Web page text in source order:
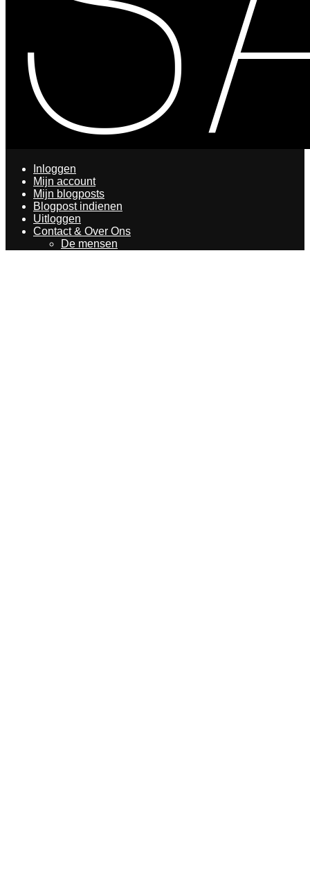
Inloggen
Mijn account
Mijn blogposts
Blogpost indienen
Uitloggen
Contact & Over Ons
De mensen